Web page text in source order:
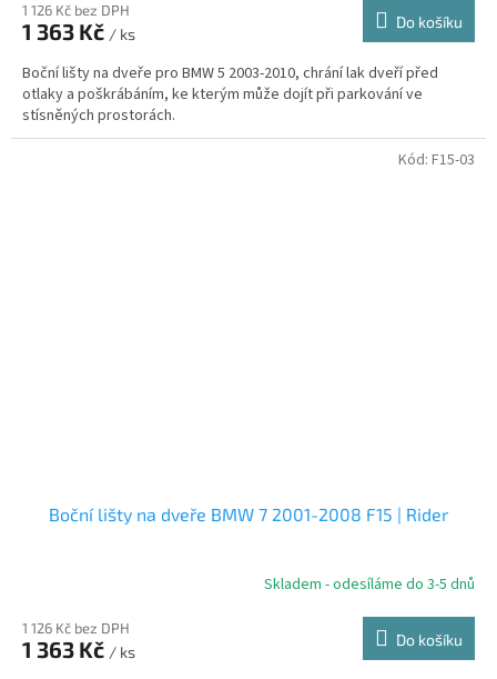
1 126 Kč bez DPH
1 363 Kč / ks
Do košíku
Boční lišty na dveře pro BMW 5 2003-2010, chrání lak dveří před
otlaky a poškrábáním, ke kterým může dojít při parkování ve
stísněných prostorách.
Boční lišty na dveře BMW 7 2001-2008 F15 | Rider
Skladem - odesíláme do 3-5 dnů
1 126 Kč bez DPH
1 363 Kč / ks
Do košíku
Kód: F15-03